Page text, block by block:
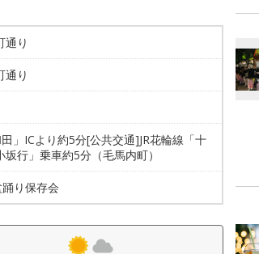
通り
通り
」ICより約5分[公共交通]JR花輪線「十
行」乗車約5分（毛馬内町）
り保存会